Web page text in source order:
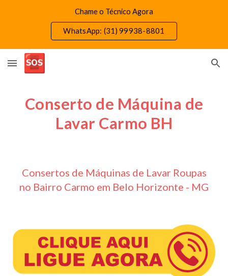
Chame o Técnico Agora
WhatsApp: (31) 99938-8801
Conserto de Máquina de
Lavar Carmo BH
Consertos de Máquinas de Lavar Roupas
no Bairro Carmo em Belo Horizonte - MG